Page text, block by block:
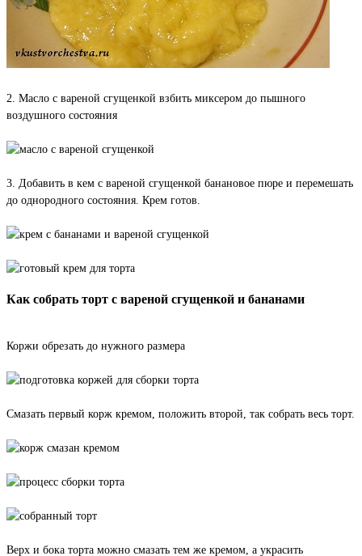
2. Масло с вареной сгущенкой взбить миксером до пышного
воздушного состояния
3. Добавить в кем с вареной сгущенкой банановое пюре и перемешать
до однородного состояния. Крем готов.
Как собрать торт с вареной сгущенкой и бананами
Коржи обрезать до нужного размера
Смазать первый корж кремом, положить второй, так собрать весь торт.
Верх и бока торта можно смазать тем же кремом, а украсить